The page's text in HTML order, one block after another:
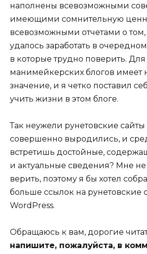
наполнены всевозможными
имеющими сомнительную
всевозможными отчетами о
удалось заработать в
в которые трудно поверить.
манимейкерских блогов имеет
значение, и я четко поставил
учить жизни в этом блоге.
Так неужели рунетовские сайты
совершенно выродились, и
встретишь достойные,
и актуальные сведения? Мне не
верить, поэтому я бы хотел
больше ссылок на рунетовские
WordPress.
Обращаюсь к вам, дорогие
напишите, пожалуйста, в